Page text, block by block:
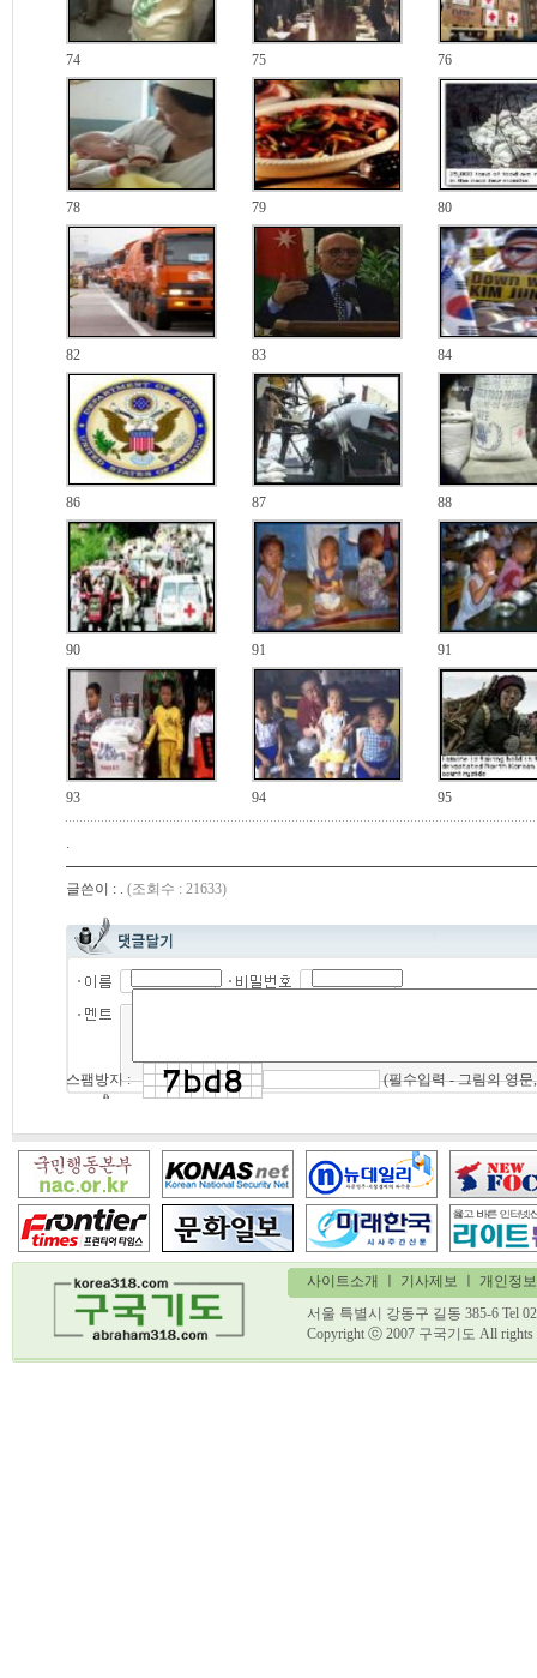
74 75 76
78 79 80
82 83 84
86 87 88
90 91 91
93 94 95
.
글쓴이 : . (조회수 : 21633)
스팸방지 : (필수입력 - 그림의 영문
사이트소개 기사제보 ㅣ 개인정
서울 특별시 강동구 길동 385-6 Tel
Copyright ⓒ 2007 구국기도 All